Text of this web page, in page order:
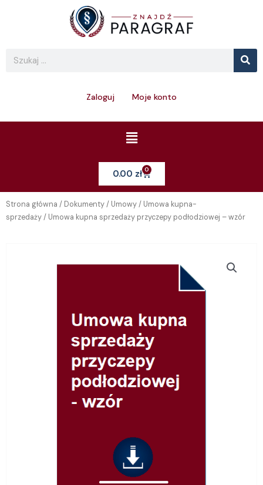
Search
Zaloguj Moje konto
Menu
0.00 zł 0Cart
Strona główna / Dokumenty/ Umowy/ Umowa kupna-
sprzedaży/ Umowa kupna sprzedaży przyczepy podłodziowej – wzór